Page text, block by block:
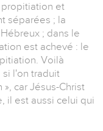
propitiation et
séparées ; la
; dans le
est achevé : le
Voilà
l'on traduit
car Jésus-Christ
il est aussi celui qui